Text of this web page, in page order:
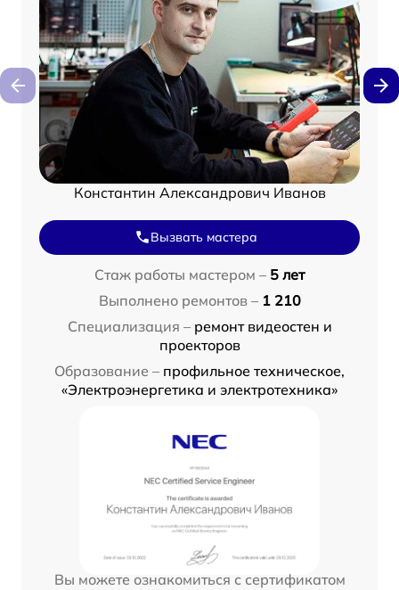
Константин Александрович Иванов
Вызвать мастера
Стаж работы мастером – 5 лет
Выполнено ремонтов – 1 210
Специализация – ремонт видеостен и
проекторов
Образование – профильное техническое,
«Электроэнергетика и электротехника»
Вы можете ознакомиться с сертификатом